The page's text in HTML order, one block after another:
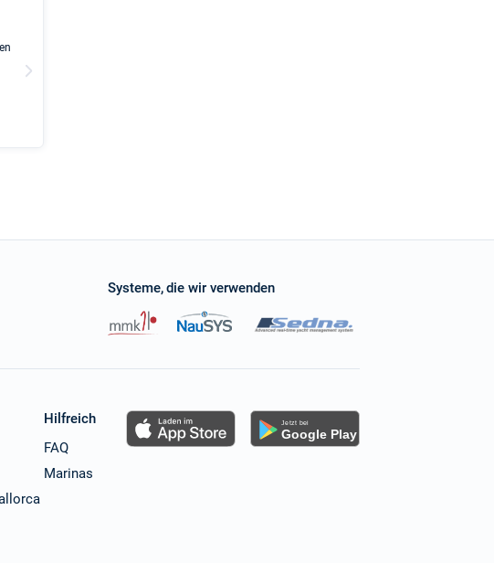
Systeme, die wir verwenden
Hilfreich
FAQ
Marinas